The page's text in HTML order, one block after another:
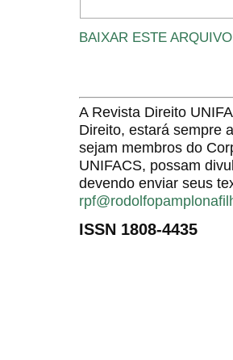
BAIXAR ESTE
A Revista Direito
Direito, estará sempre
sejam membros do
UNIFACS, possam
devendo enviar seus
ISSN 1808-4435